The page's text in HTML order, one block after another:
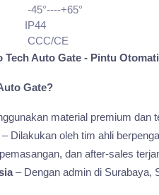
+65°
IP44
CE
Tech Auto Gate - Pintu
Gate?
material premium dan
– Dilakukan oleh tim ahli
dan after-sales
– Dengan admin di Surabaya,